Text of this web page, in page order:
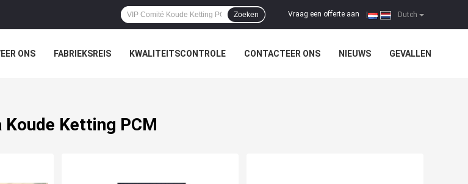
Dutch
Vraag een offerte aan
Zoeken
ONS FABRIEKSREIS KWALITEITSCONTROLE CONTACTEER ONS NIEUWS GEVALLEN
Koude Ketting PCM